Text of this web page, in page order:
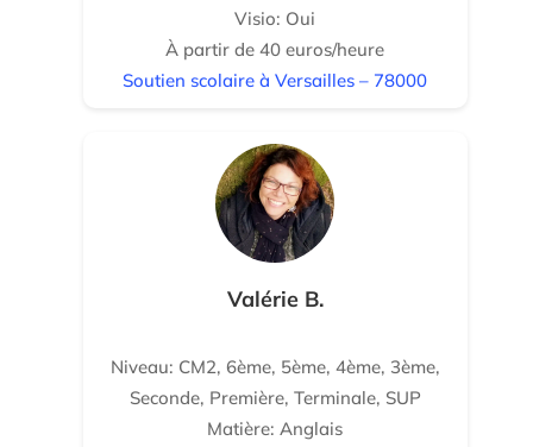
Visio: Oui
À partir de 40 euros/heure
Soutien scolaire à Versailles – 78000
Valérie B.
Niveau: CM2, 6ème, 5ème, 4ème, 3ème,
Seconde, Première, Terminale, SUP
Matière: Anglais